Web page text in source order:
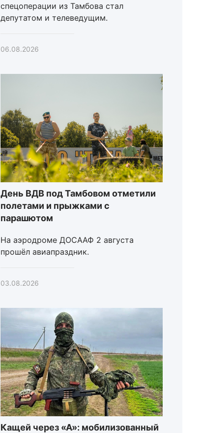
спецоперации из Тамбова стал
депутатом и телеведущим.
06.08.2026
День ВДВ под Тамбовом отметили
полетами и прыжками с
парашютом
На аэродроме ДОСААФ 2 августа
прошёл авиапраздник.
03.08.2026
Кащей через «А»: мобилизованный